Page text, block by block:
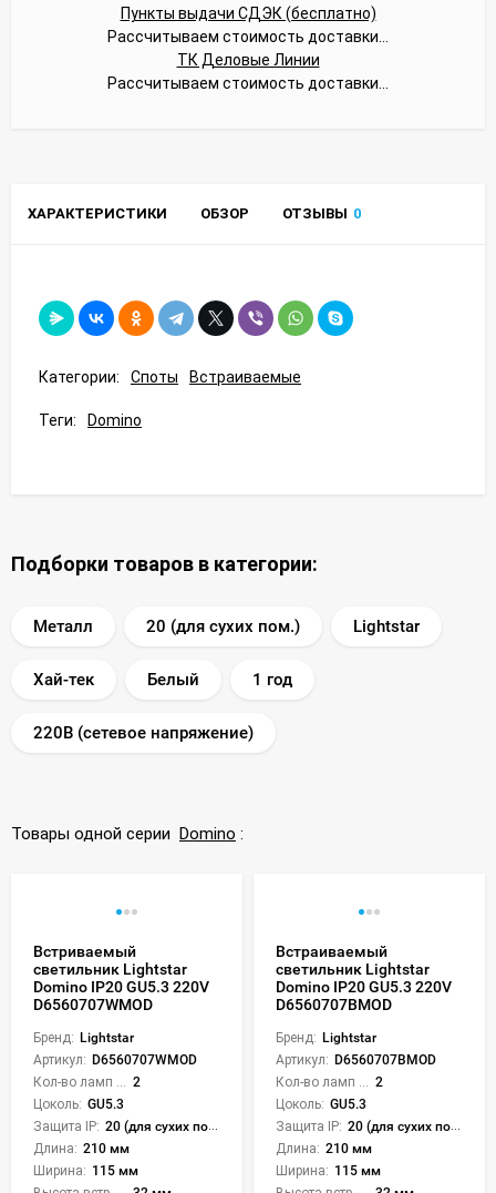
Пункты выдачи СДЭК (бесплатно)
Рассчитываем стоимость доставки...
ТК Деловые Линии
Рассчитываем стоимость доставки...
ХАРАКТЕРИСТИКИ ОБЗОР ОТЗЫВЫ 0
Категории: Споты Встраиваемые
Теги: Domino
Подборки товаров в категории:
Металл 20 (для сухих пом.) Lightstar
Хай-тек Белый 1 год
220В (сетевое напряжение)
Товары одной серии Domino :
Встриваемый
светильник Lightstar
Domino IP20 GU5.3 220V
D6560707WMOD
Бренд: Lightstar
Артикул: D6560707WMOD
2
Цоколь: GU5.3
Защита IP: 20 (для сухих пом.)
Длина: 210 мм
Ширина: 115 мм
Встраиваемый
светильник Lightstar
Domino IP20 GU5.3 220V
D6560707BMOD
Бренд: Lightstar
Артикул: D6560707BMOD
2
Цоколь: GU5.3
Защита IP: 20 (для сухих пом.)
Длина: 210 мм
Ширина: 115 мм